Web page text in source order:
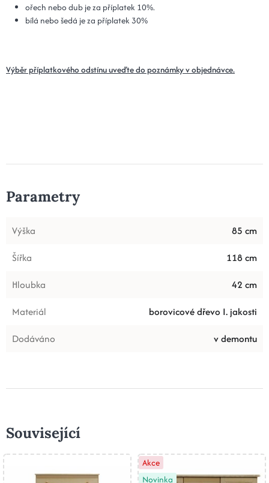
ořech nebo dub je za příplatek 10%.
bílá nebo šedá je za příplatek 30%
Výběr příplatkového odstínu uveďte do poznámky v objednávce.
Parametry
Výška
85 cm
Šířka
118 cm
Hloubka
42 cm
Materiál
borovicové dřevo I. jakosti
Dodáváno
v demontu
Související
Akce
Novinka